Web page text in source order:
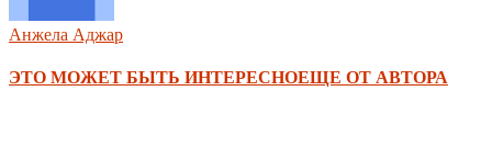
Анжела Аджар
ЭТО МОЖЕТ БЫТЬ ИНТЕРЕСНОЕЩЕ ОТ АВТОРА